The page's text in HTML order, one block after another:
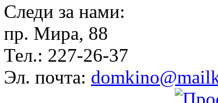
Следи за нами:
пр. Мира, 88
Тел.: 227-26-37
Эл. почта: